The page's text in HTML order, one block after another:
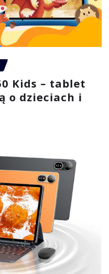
Kids – tablet
o dzieciach i